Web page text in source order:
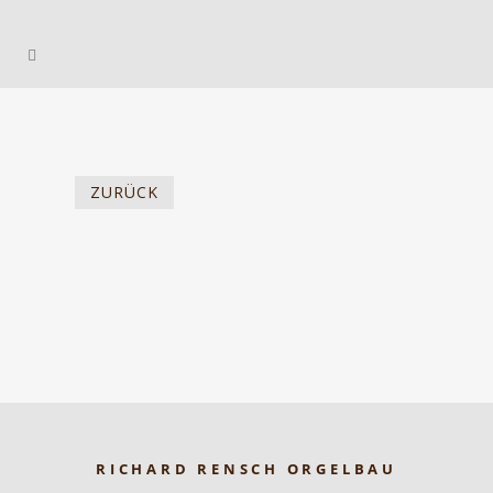
ZURÜCK
RICHARD RENSCH ORGELBAU